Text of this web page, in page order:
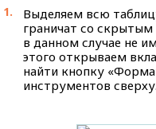
Выделяем всю
граничат со
в данном случае не
этого открываем
найти кнопку
инструментов сверху.